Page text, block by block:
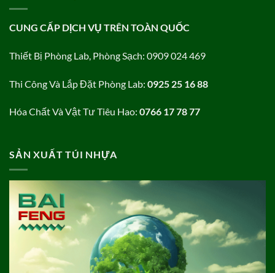
CUNG CẤP DỊCH VỤ TRÊN TOÀN QUỐC
Thiết Bị Phòng Lab, Phòng Sạch: 0909 024 469
Thi Công Và Lắp Đặt Phòng Lab: 0925 25 16 88
Hóa Chất Và Vật Tư Tiêu Hao: 0766 17 78 77
SẢN XUẤT TÚI NHỰA